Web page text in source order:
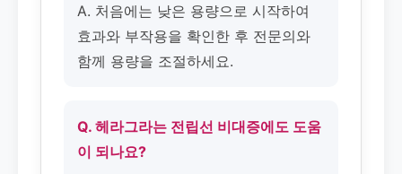
A. 처음에는 낮은 용량으로 시작하여
효과와 부작용을 확인한 후 전문의와
함께 용량을 조절하세요.
Q. 헤라그라는 전립선 비대증에도 도움
이 되나요?